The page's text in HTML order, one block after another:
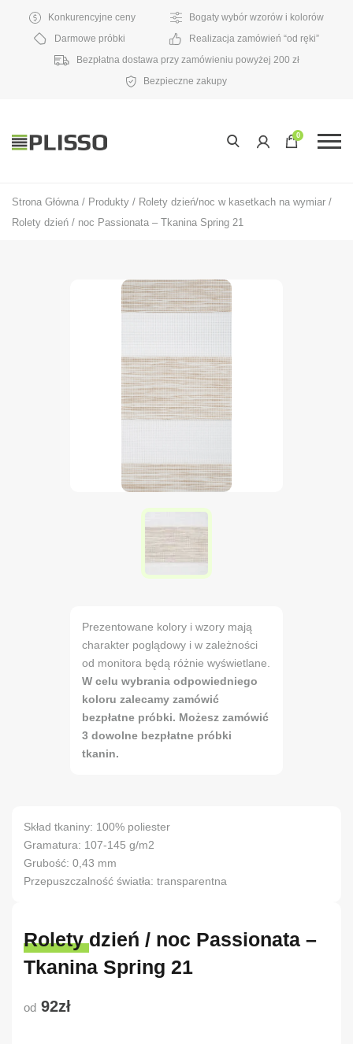
Konkurencyjne ceny
Bogaty wybór wzorów i kolorów
Darmowe próbki
Realizacja zamówień “od ręki”
Bezpłatna dostawa przy zamówieniu powyżej 200 zł
Bezpieczne zakupy
0
Strona Główna / Produkty / Rolety dzień/noc w kasetkach na wymiar /
Rolety dzień / noc Passionata – Tkanina Spring 21
Prezentowane kolory i wzory mają
charakter poglądowy i w zależności
od monitora będą różnie wyświetlane.
W celu wybrania odpowiedniego
koloru zalecamy zamówić
bezpłatne próbki. Możesz zamówić
3 dowolne bezpłatne próbki
tkanin.
Skład tkaniny: 100% poliester
Gramatura: 107-145 g/m2
Grubość: 0,43 mm
Przepuszczalność światła: transparentna
Rolety dzień / noc Passionata –
Tkanina Spring 21
od 92zł